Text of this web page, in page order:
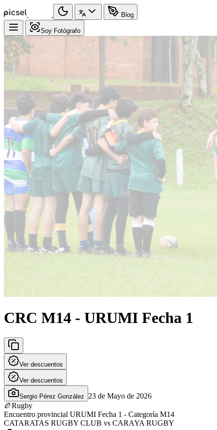
Blog
Soy Fotógrafo
CRC M14 - URUMI Fecha 1
Ver descuentos
Ver descuentos
Sergio Pérez González
23 de Mayo de 2026
🏉Rugby
Encuentro provincial URUMI Fecha 1 - Categoría M14
CATARATAS RUGBY CLUB vs CARAYA RUGBY